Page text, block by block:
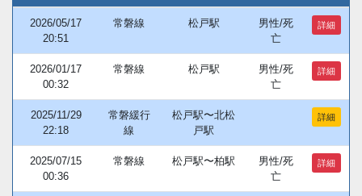
2026/05/17
20:51
常磐線 松戸駅
男性/死
亡
詳細
2026/01/17
00:32
常磐線 松戸駅
男性/死
亡
詳細
2025/11/29
22:18
常磐緩行
線
松戸駅〜北松
戸駅
詳細
2025/07/15
00:36
常磐線 松戸駅〜柏駅
男性/死
亡
詳細